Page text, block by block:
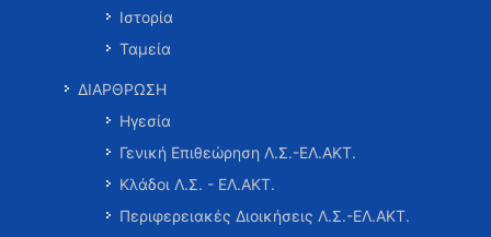
Ιστορία
Ταμεία
ΔΙΑΡΘΡΩΣΗ
Ηγεσία
Γενική Επιθεώρηση Λ.Σ.-ΕΛ.ΑΚΤ.
Κλάδοι Λ.Σ. - ΕΛ.ΑΚΤ.
Περιφερειακές Διοικήσεις Λ.Σ.-ΕΛ.ΑΚΤ.